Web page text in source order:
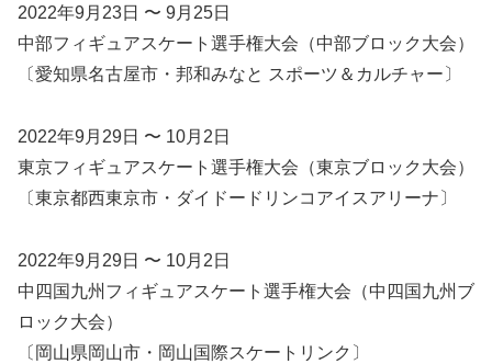
2022年9月23日 〜 9月25日
中部フィギュアスケート選手権大会（中部ブロック大会）
〔愛知県名古屋市・邦和みなと スポーツ＆カルチャー〕
2022年9月29日 〜 10月2日
東京フィギュアスケート選手権大会（東京ブロック大会）
〔東京都西東京市・ダイドードリンコアイスアリーナ〕
2022年9月29日 〜 10月2日
中四国九州フィギュアスケート選手権大会（中四国九州ブ
ロック大会）
〔岡山県岡山市・岡山国際スケートリンク〕